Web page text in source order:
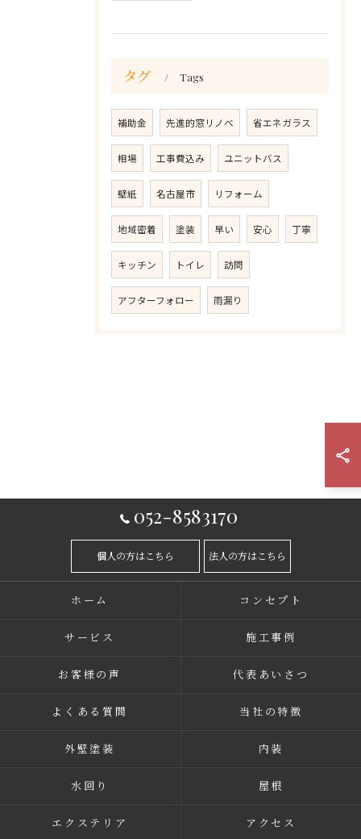
タグ Tags
補助金 先進的窓リノベ 省エネガラス
相場 工事費込み ユニットバス
壁紙 名古屋市 リフォーム
地域密着 塗装 早い 安心 丁寧
キッチン トイレ 訪問
アフターフォロー 雨漏り
052-8583170
個人の方はこちら 法人の方はこちら
ホーム コンセプト
サービス 施工事例
お客様の声 代表あいさつ
よくある質問 当社の特徴
外壁塗装 内装
水回り 屋根
エクステリア アクセス